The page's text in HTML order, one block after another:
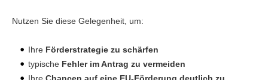
Nutzen Sie diese Gelegenheit, um:
Ihre Förderstrategie zu schärfen
typische Fehler im Antrag zu vermeiden